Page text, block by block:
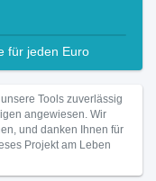
für jeden Euro
Tools zuverlässig
angewiesen. Wir
und danken Ihnen für
Projekt am Leben